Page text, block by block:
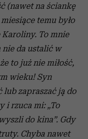
(nawet na ściankę
temu było
To mnie
nie da ustalić w
to już nie miłość,
wieku! Syn
lub zapraszać ją do
i rzuca mi: „To
do kina”. Gdy
Chyba nawet